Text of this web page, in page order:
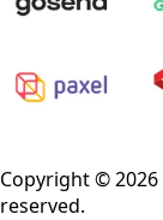
Copyright ©2026
reserved.